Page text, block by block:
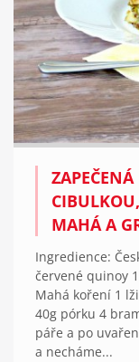
MAHÁ A
Ingredience:
červené quinoy
Mahá koření 1
40g pórku 4
páře a po
a necháme...